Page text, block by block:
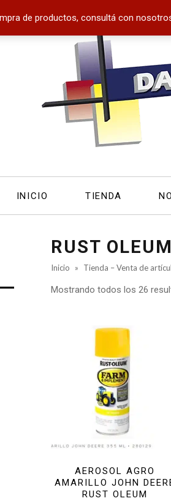
de productos, consultá con
INICIO TIENDA
RUST OLEUM
Inicio » Tienda – Venta de
Mostrando todos los 26
AEROSOL AGRO
AMARILLO JOHN
RUST OLEUM